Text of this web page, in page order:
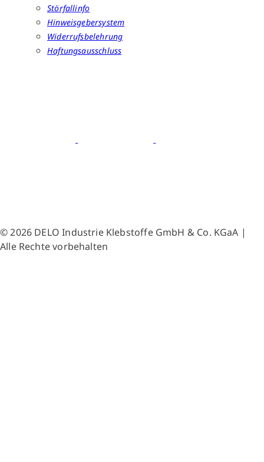
Störfallinfo
Hinweisgebersystem
Widerrufsbelehrung
Haftungsausschluss
© 2026 DELO Industrie Klebstoffe GmbH & Co. KGaA |
Alle Rechte vorbehalten